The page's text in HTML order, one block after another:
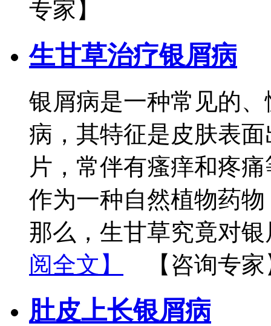
专家】
生甘草治疗银屑病
银屑病是一种常见的
病，其特征是皮肤表
片，常伴有瘙痒和疼
作为一种自然植物药
那么，生甘草究竟对
阅全文】
【咨询专
肚皮上长银屑病